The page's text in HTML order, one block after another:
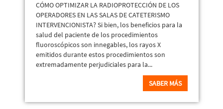
CÓMO OPTIMIZAR LA RADIOPROTECCIÓN DE LOS
OPERADORES EN LAS SALAS DE CATETERISMO
INTERVENCIONISTA? Si bien, los beneficios para la
salud del paciente de los procedimientos
fluoroscópicos son innegables, los rayos X
emitidos durante estos procedimientos son
extremadamente perjudiciales para la...
SABER MÁS